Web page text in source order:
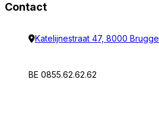
Contact
Katelijnestraat 47, 8000 Brugge
BE 0855.62.62.62